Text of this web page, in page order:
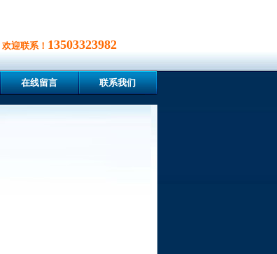
迎联系！ 13503323982
在线留言 联系我们